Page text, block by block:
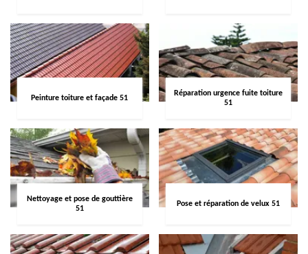
Peinture toiture et façade 51
Réparation urgence fuite toiture
51
Nettoyage et pose de gouttière
51
Pose et réparation de velux 51